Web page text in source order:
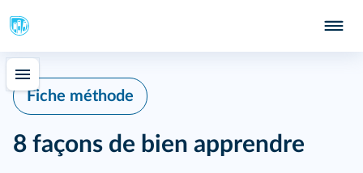
Fiche méthode
8 façons de bien apprendre